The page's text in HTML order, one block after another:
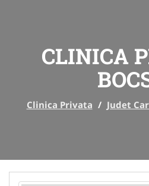
CLINICA
Clinica Privata / Judet